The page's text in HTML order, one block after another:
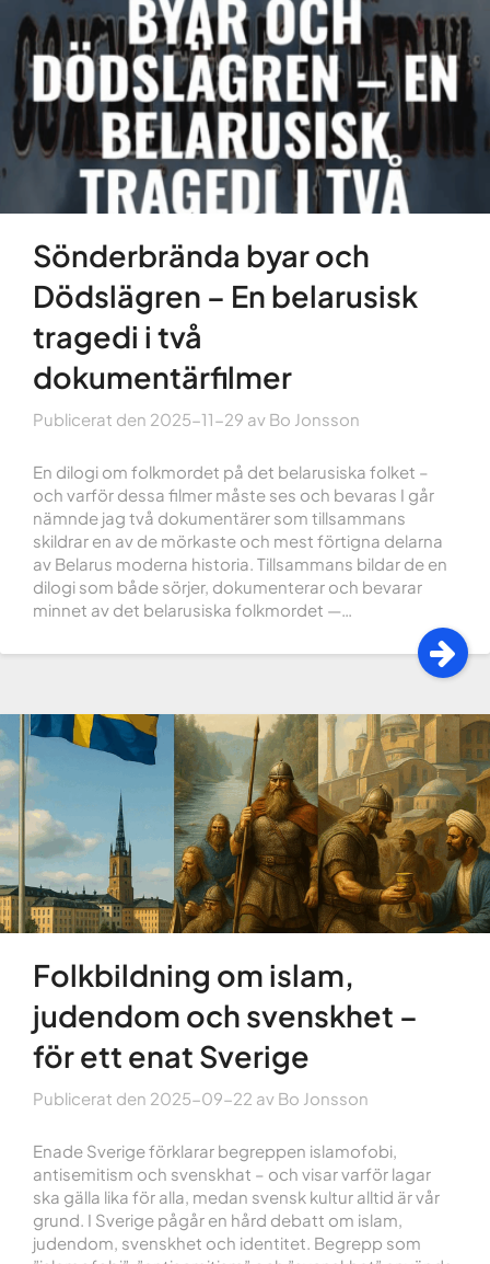
Sönderbrända byar och
Dödslägren – En belarusisk
tragedi i två
dokumentärfilmer
Publicerat den 2025-11-29 av Bo Jonsson
En dilogi om folkmordet på det belarusiska folket –
och varför dessa filmer måste ses och bevaras I går
nämnde jag två dokumentärer som tillsammans
skildrar en av de mörkaste och mest förtigna delarna
av Belarus moderna historia. Tillsammans bildar de en
dilogi som både sörjer, dokumenterar och bevarar
minnet av det belarusiska folkmordet —…
Folkbildning om islam,
judendom och svenskhet –
för ett enat Sverige
Publicerat den 2025-09-22 av Bo Jonsson
Enade Sverige förklarar begreppen islamofobi,
antisemitism och svenskhat – och visar varför lagar
ska gälla lika för alla, medan svensk kultur alltid är vår
grund. I Sverige pågår en hård debatt om islam,
judendom, svenskhet och identitet. Begrepp som